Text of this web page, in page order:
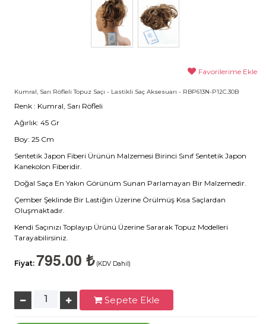
Favorilerime Ekle
Kumral, Sarı Röfleli Topuz Saçı - Lastikli Saç Aksesuarı - RBP613N-P12C.30B
Renk : Kumral, Sarı Röfleli
Ağırlık: 45 Gr
Boy: 25 Cm
Sentetik Japon Fiberi Ürünün Malzemesi Birinci Sınıf Sentetik Japon
Kanekolon Fiberidir.
Doğal Saça En Yakın Görünüm Sunan Parlamayan Bir Malzemedir.
Çember Şeklinde Bir Lastiğin Üzerine Örülmüş Kısa Saçlardan
Oluşmaktadır.
Kendi Saçınızı Toplayıp Ürünü Üzerine Sararak Topuz Modelleri
Tarayabilirsiniz.
Fiyat: 795.00 ₺ (KDV Dahil)
Sepete Ekle